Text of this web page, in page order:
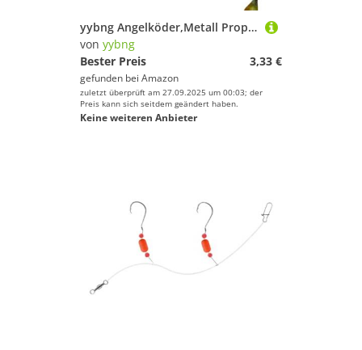
yybng Angelköder,Metall Propeller Weichköder Forellen | Realistischer Schwimmköder Fliegenfischen Ausrüstung für Meer Kajak Fluss Süßwasser Salzwasser Anfänger und erfahrene Angler
von yybng
Bester Preis
3,33 €
gefunden bei Amazon
zuletzt überprüft am 27.09.2025 um 00:03; der
Preis kann sich seitdem geändert haben.
Keine weiteren Anbieter